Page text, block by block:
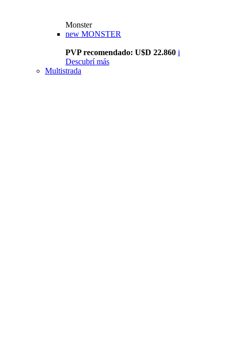
Monster
new MONSTER
PVP recomendado: U$D 22.860 i
Descubrí más
Multistrada